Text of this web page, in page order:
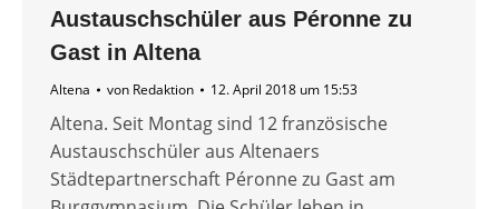
Austauschschüler aus Péronne zu
Gast in Altena
Altena von Redaktion 12. April 2018 um 15:53
Altena. Seit Montag sind 12 französische
Austauschschüler aus Altenaers
Städtepartnerschaft Péronne zu Gast am